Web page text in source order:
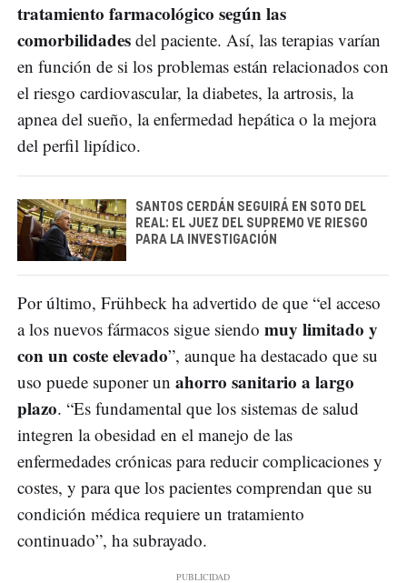
tratamiento farmacológico según las
comorbilidades del paciente. Así, las terapias varían
en función de si los problemas están relacionados con
el riesgo cardiovascular, la diabetes, la artrosis, la
apnea del sueño, la enfermedad hepática o la mejora
del perfil lipídico.
SANTOS CERDÁN SEGUIRÁ EN SOTO DEL
REAL: EL JUEZ DEL SUPREMO VE RIESGO
PARA LA INVESTIGACIÓN
Por último, Frühbeck ha advertido de que “el acceso
a los nuevos fármacos sigue siendo muy limitado y
con un coste elevado”, aunque ha destacado que su
uso puede suponer un ahorro sanitario a largo
plazo. “Es fundamental que los sistemas de salud
integren la obesidad en el manejo de las
enfermedades crónicas para reducir complicaciones y
costes, y para que los pacientes comprendan que su
condición médica requiere un tratamiento
continuado”, ha subrayado.